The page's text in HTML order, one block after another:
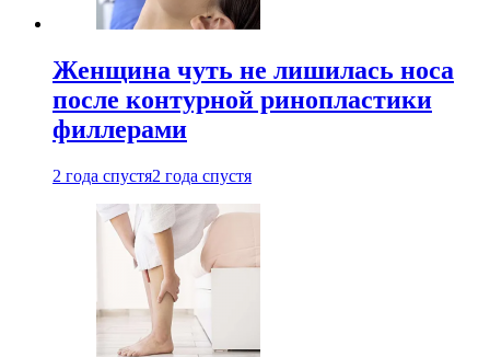
Женщина чуть не лишилась носа
после контурной ринопластики
филлерами
2 года спустя2 года спустя